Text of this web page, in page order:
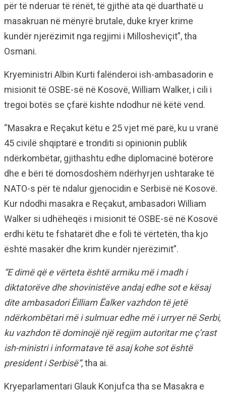
për të nderuar të rënët, të gjithë ata që duarthatë u
masakruan në mënyrë brutale, duke kryer krime
kundër njerëzimit nga regjimi i Millosheviçit”, tha
Osmani.
Kryeministri Albin Kurti falënderoi ish-ambasadorin e
misionit të OSBE-së në Kosovë, William Walker, i cili i
tregoi botës se çfarë kishte ndodhur në këtë vend.
“Masakra e Reçakut këtu e 25 vjet më parë, ku u vranë
45 civilë shqiptarë e tronditi si opinionin publik
ndërkombëtar, gjithashtu edhe diplomacinë botërore
dhe e bëri të domosdoshëm ndërhyrjen ushtarake të
NATO-s për të ndalur gjenocidin e Serbisë në Kosovë.
Kur ndodhi masakra e Reçakut, ambasadori William
Walker si udhëheqës i misionit të OSBE-së në Kosovë
erdhi këtu te fshatarët dhe e foli të vërtetën, tha kjo
është masakër dhe krim kundër njerëzimit”.
“E dimë që e vërteta është armiku më i madh i
diktatorëve dhe shovinistëve andaj edhe sot e kësaj
dite ambasadori Ëilliam Ëalker vazhdon të jetë
ndërkombëtari më i sulmuar edhe më i urryer në Serbi,
ku vazhdon të dominojë një regjim autoritar me ç’rast
ish-ministri i informatave të asaj kohe sot është
president i Serbisë”, tha ai.
Kryeparlamentari Glauk Konjufca tha se Masakra e